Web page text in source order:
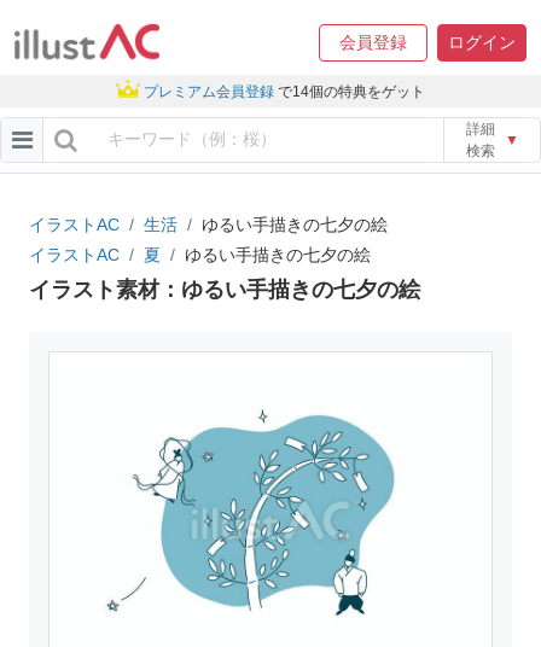
会員登録 ログイン
プレミアム会員登録 で14個の特典をゲット
詳細
検索
▼
イラストAC 生活
ゆるい手描きの七夕の絵
イラストAC
夏 ゆるい手描きの七夕の絵
イラスト素材：ゆるい手描きの七夕の絵